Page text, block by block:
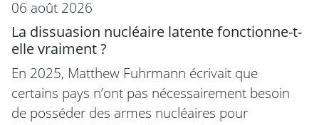
06 août 2026
La dissuasion nucléaire latente fonctionne-t-
elle vraiment ?
En 2025, Matthew Fuhrmann écrivait que
certains pays n’ont pas nécessairement besoin
de posséder des armes nucléaires pour